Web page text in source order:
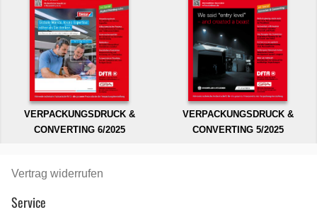
VERPACKUNGSDRUCK &
CONVERTING 6/2025
VERPACKUNGSDRUCK &
CONVERTING 5/2025
Vertrag widerrufen
Service